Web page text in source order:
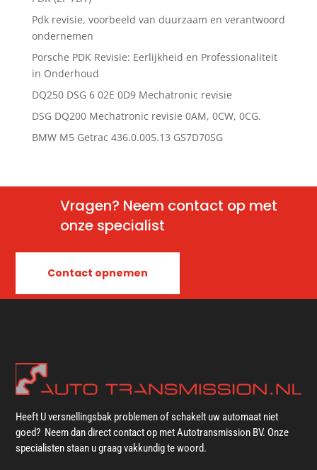
Pdk revisie, voorbeeld van duurzaam en verantwoord
ondernemen
Porsche PDK Revisie: Eerlijkheid en Professionaliteit
in Onderhoud
DQ250 DSG 6 02E 0D9 Mechatronic revisie
DSG DQ200 Mechatronic revisie 0AM, 0CW, 0CG.
BMW M5 Getrac 436.0.005.13 GS7D70SG
Vragen? Neem contact op met
onze specialist
Contact opnemen
Heeft U versnellingsbak problemen of schakelt uw automaat niet
goed? Neem dan direct contact op met Autotransmission BV. Onze
specialisten staan u graag vakkundig te woord.